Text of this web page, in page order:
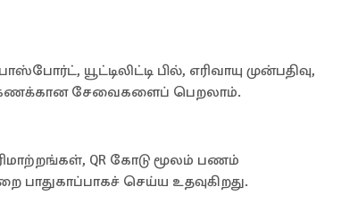
யூட்டிலிட்டி பில், எரிவாயு முன்பதிவு,
சேவைகளைப் பெறலாம்.
QR கோடு மூலம் பணம்
செய்ய உதவுகிறது.